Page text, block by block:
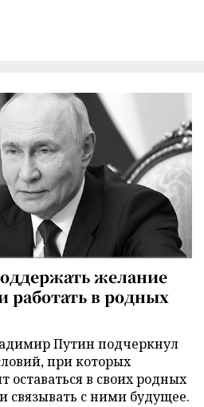
желание
в родных
Путин подчеркнул
при которых
оставаться в своих родных
связывать с ними будущее.